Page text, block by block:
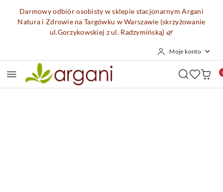
Przejdź do treści głównej
Przejdź do wyszukiwarki
Przejdź do moje konto
Przejdź do menu głównego
Przejdź do opisu produktu
Przejdź do stopki
Darmowy odbiór osobisty w sklepie stacjonarnym Argani
Natura i Zdrowie na Targówku w Warszawie (skrzyżowanie
ul.Gorzykowskiej z ul. Radzymińską) 🌿
Moje konto